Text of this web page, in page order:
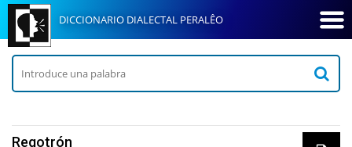
DICCIONARIO DIALECTAL PERALÊO
Regotrón